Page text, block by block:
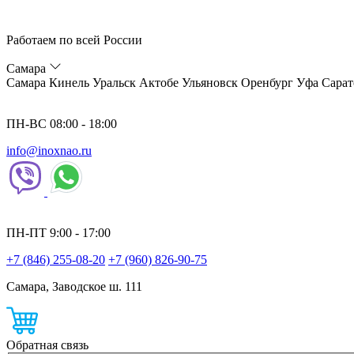
Работаем по всей России
Самара
Самара Кинель Уральск Актобе Ульяновск Оренбург Уфа
ПН-ВС 08:00 - 18:00
info@inoxnao.ru
ПН-ПТ 9:00 - 17:00
+7 (846) 255-08-20 +7 (960) 826-90-75
Самара, Заводское ш. 111
Обратная связь